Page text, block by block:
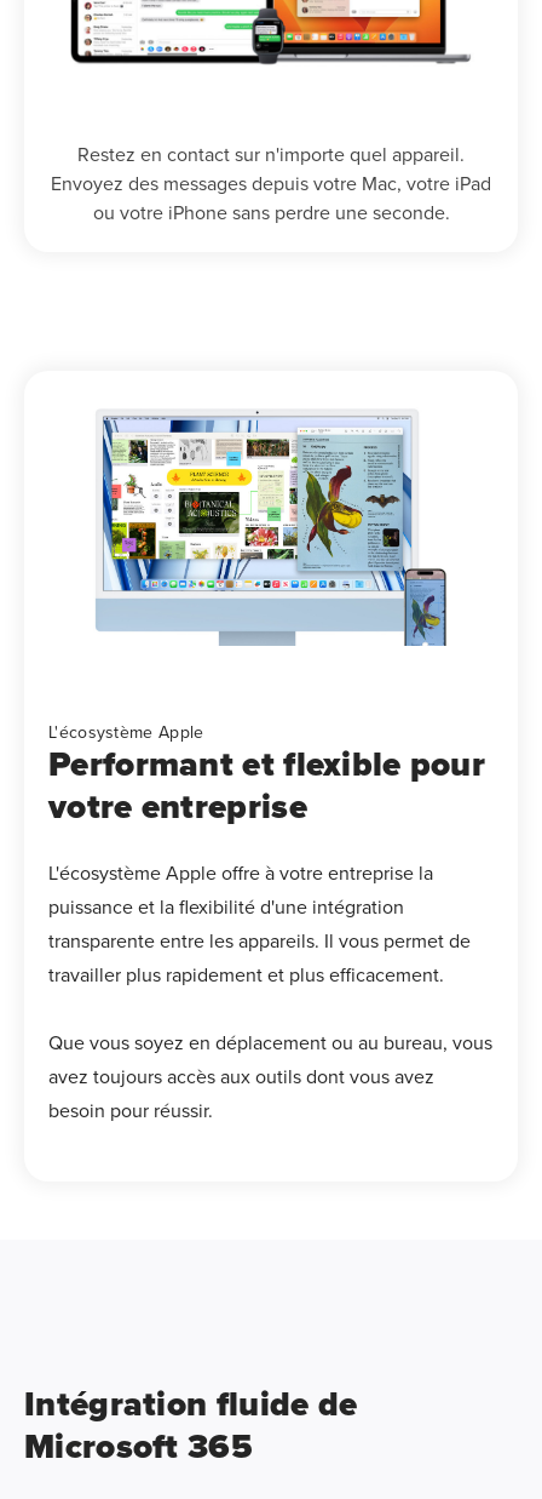
Restez en contact sur n'importe quel appareil.
Envoyez des messages depuis votre Mac, votre iPad
ou votre iPhone sans perdre une seconde.
L'écosystème Apple
Performant et flexible pour
votre entreprise
L'écosystème Apple offre à votre entreprise la
puissance et la flexibilité d'une intégration
transparente entre les appareils. Il vous permet de
travailler plus rapidement et plus efficacement.
Que vous soyez en déplacement ou au bureau, vous
avez toujours accès aux outils dont vous avez
besoin pour réussir.
Intégration fluide de
Microsoft 365